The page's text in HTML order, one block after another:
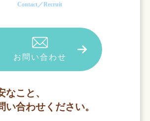
Contact／Recruit
お問い合わせ
なこと、
い合わせください。